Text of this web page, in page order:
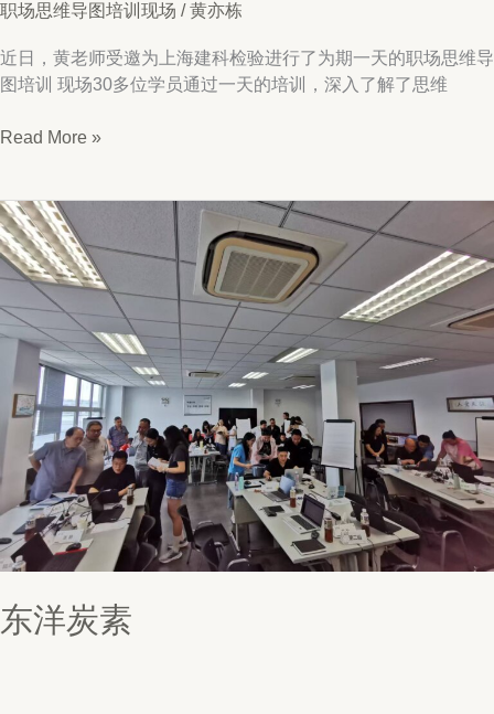
职场思维导图培训现场 /黄亦栋
近日，黄老师受邀为上海建科检验进行了为期一天的职场思维导
图培训 现场30多位学员通过一天的培训，深入了解了思维
建
验
Read More »
东洋炭素